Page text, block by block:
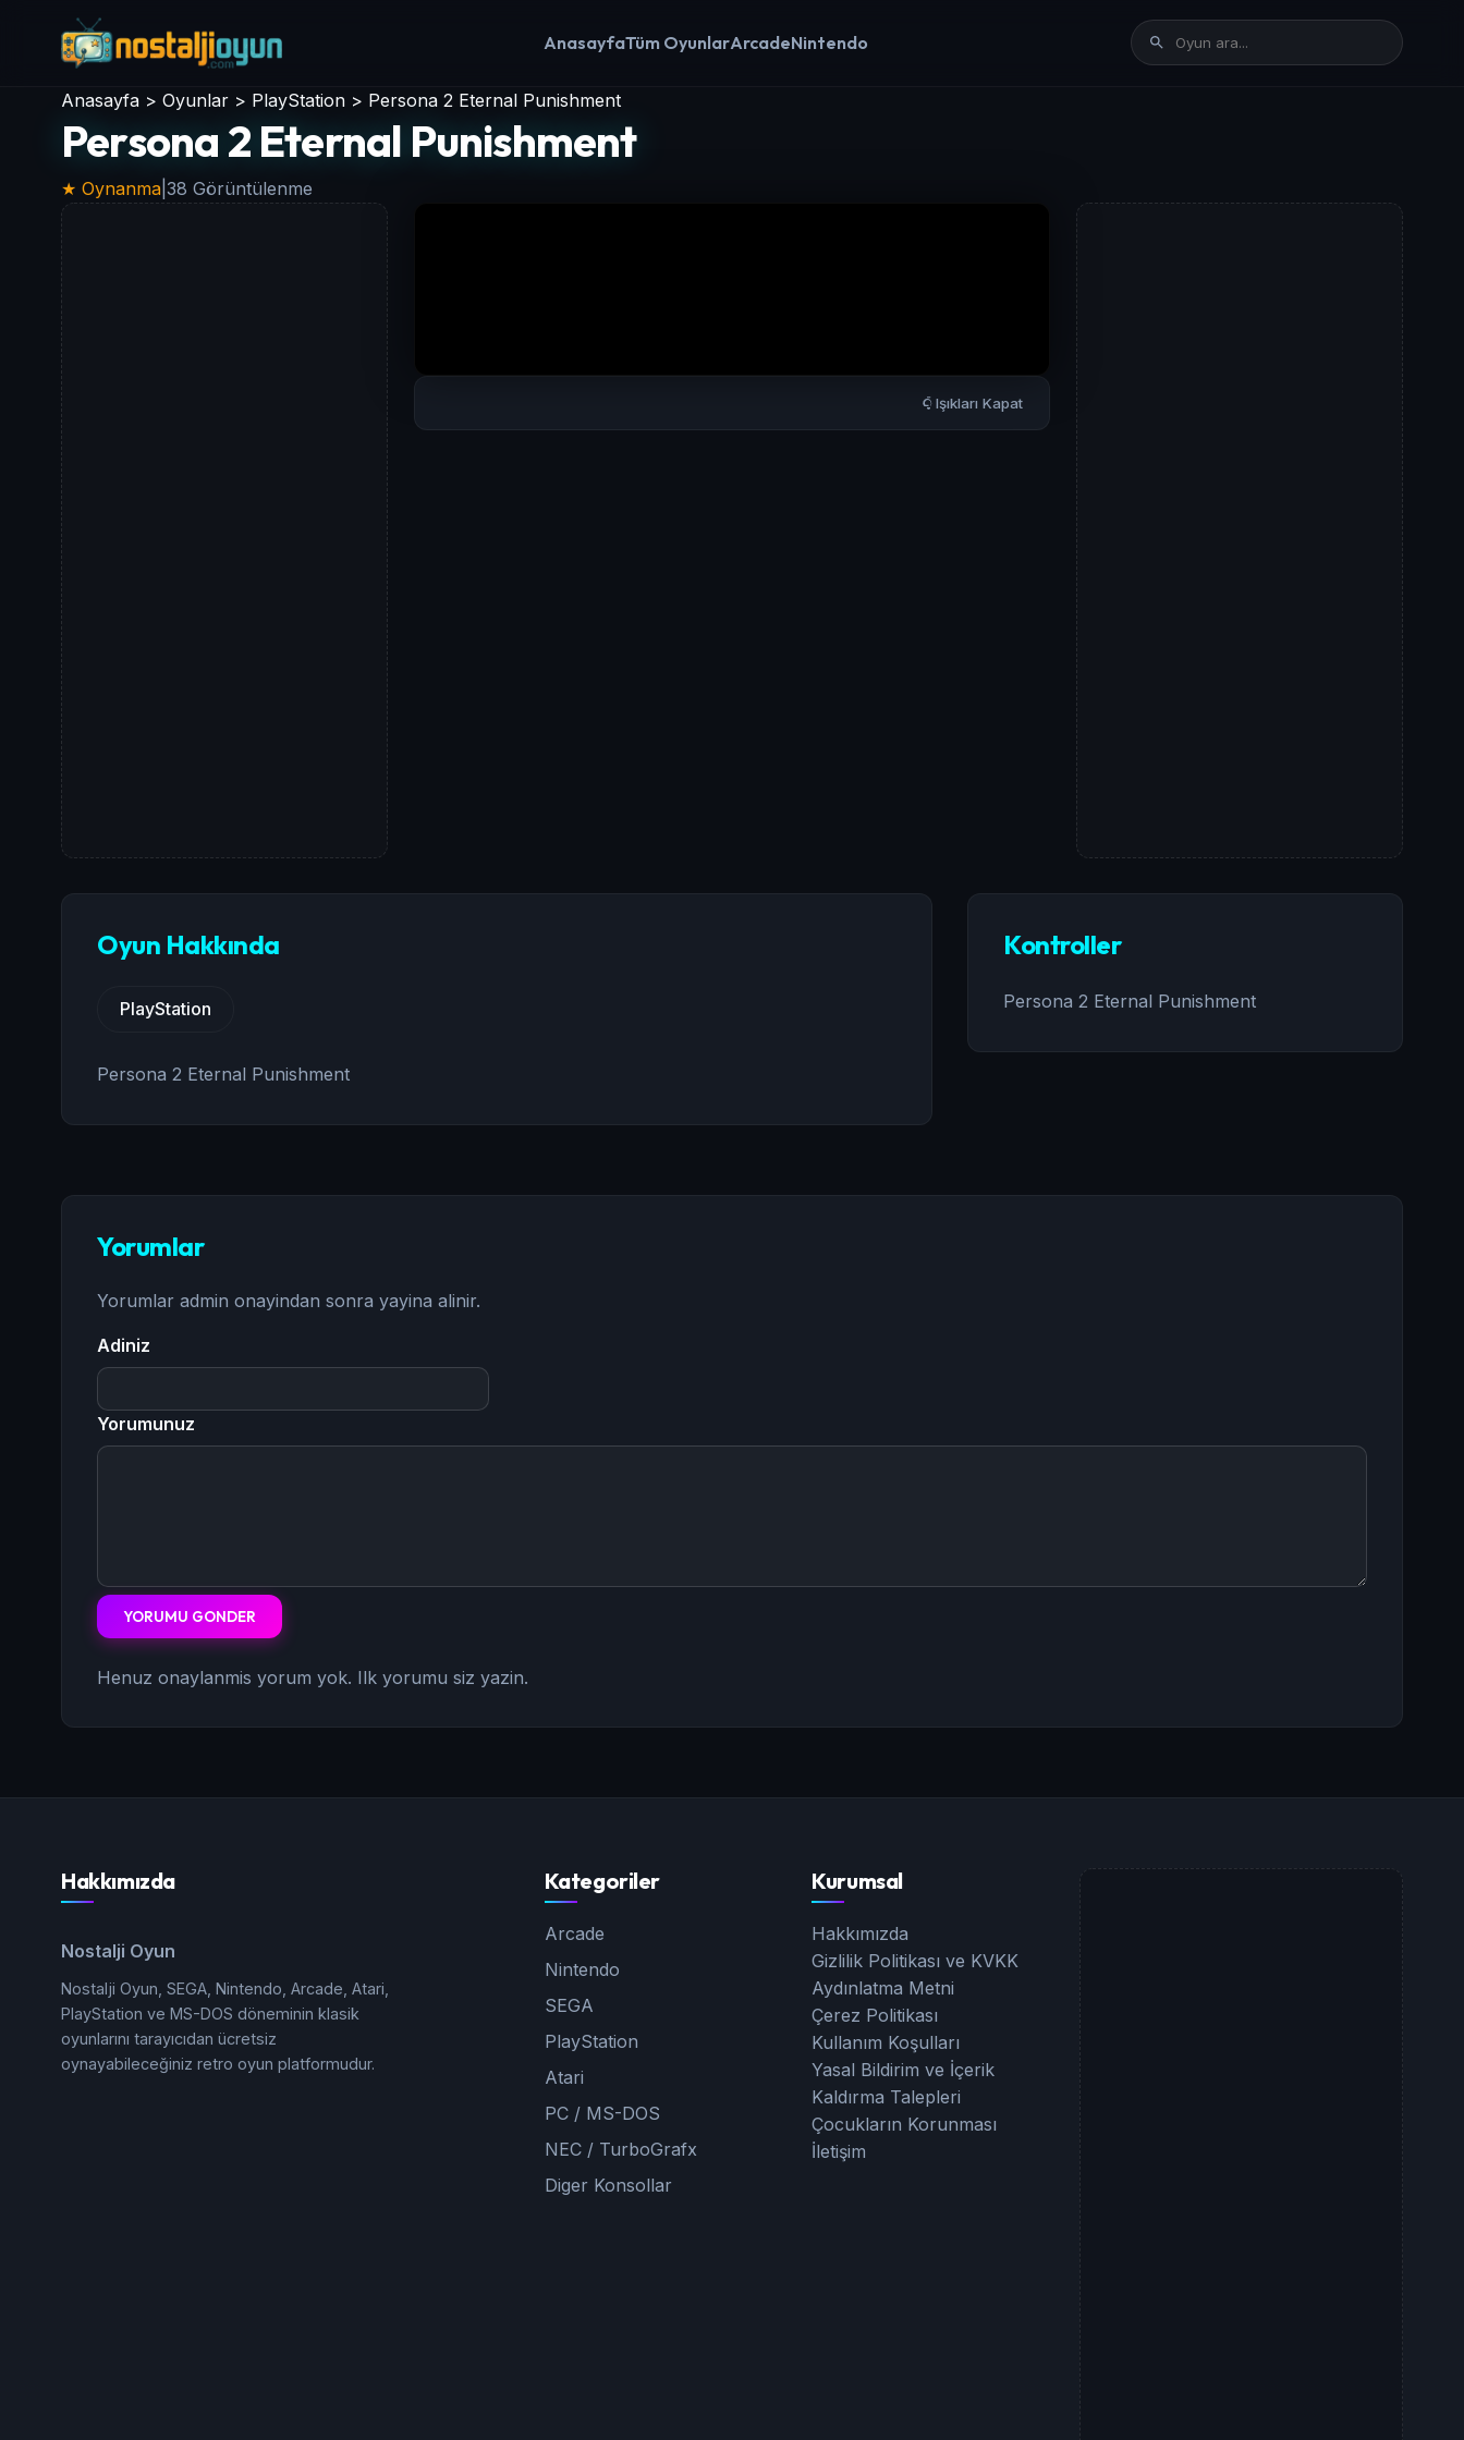
AnasayfaTüm OyunlarArcadeNintendo
Anasayfa > Oyunlar > PlayStation > Persona 2 Eternal Punishment
Persona 2 Eternal Punishment
★ Oynanma 38 Görüntülenme
Işıkları Kapat
Oyun Hakkında
PlayStation
Persona 2 Eternal Punishment
Kontroller
Persona 2 Eternal Punishment
Yorumlar
Yorumlar admin onayindan sonra yayina alinir.
Adiniz
Yorumunuz
YORUMU GONDER
Henuz onaylanmis yorum yok. Ilk yorumu siz yazin.
Hakkımızda
Nostalji Oyun
Nostalji Oyun, SEGA, Nintendo, Arcade, Atari,
PlayStation ve MS-DOS döneminin klasik
oyunlarını tarayıcıdan ücretsiz
oynayabileceğiniz retro oyun platformudur.
Kategoriler
Arcade
Nintendo
SEGA
PlayStation
Atari
PC / MS-DOS
NEC / TurboGrafx
Diger Konsollar
Kurumsal
Hakkımızda
Gizlilik Politikası ve KVKK
Aydınlatma Metni
Çerez Politikası
Kullanım Koşulları
Yasal Bildirim ve İçerik
Kaldırma Talepleri
Çocukların Korunması
İletişim